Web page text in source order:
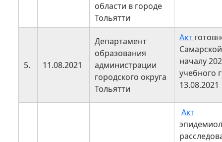
области в городе
Тольятти
5. 11.08.2021
Департамент
образования
администрации
городского округа
Тольятти
Акт
началу
учебного
13.08.2021
Акт